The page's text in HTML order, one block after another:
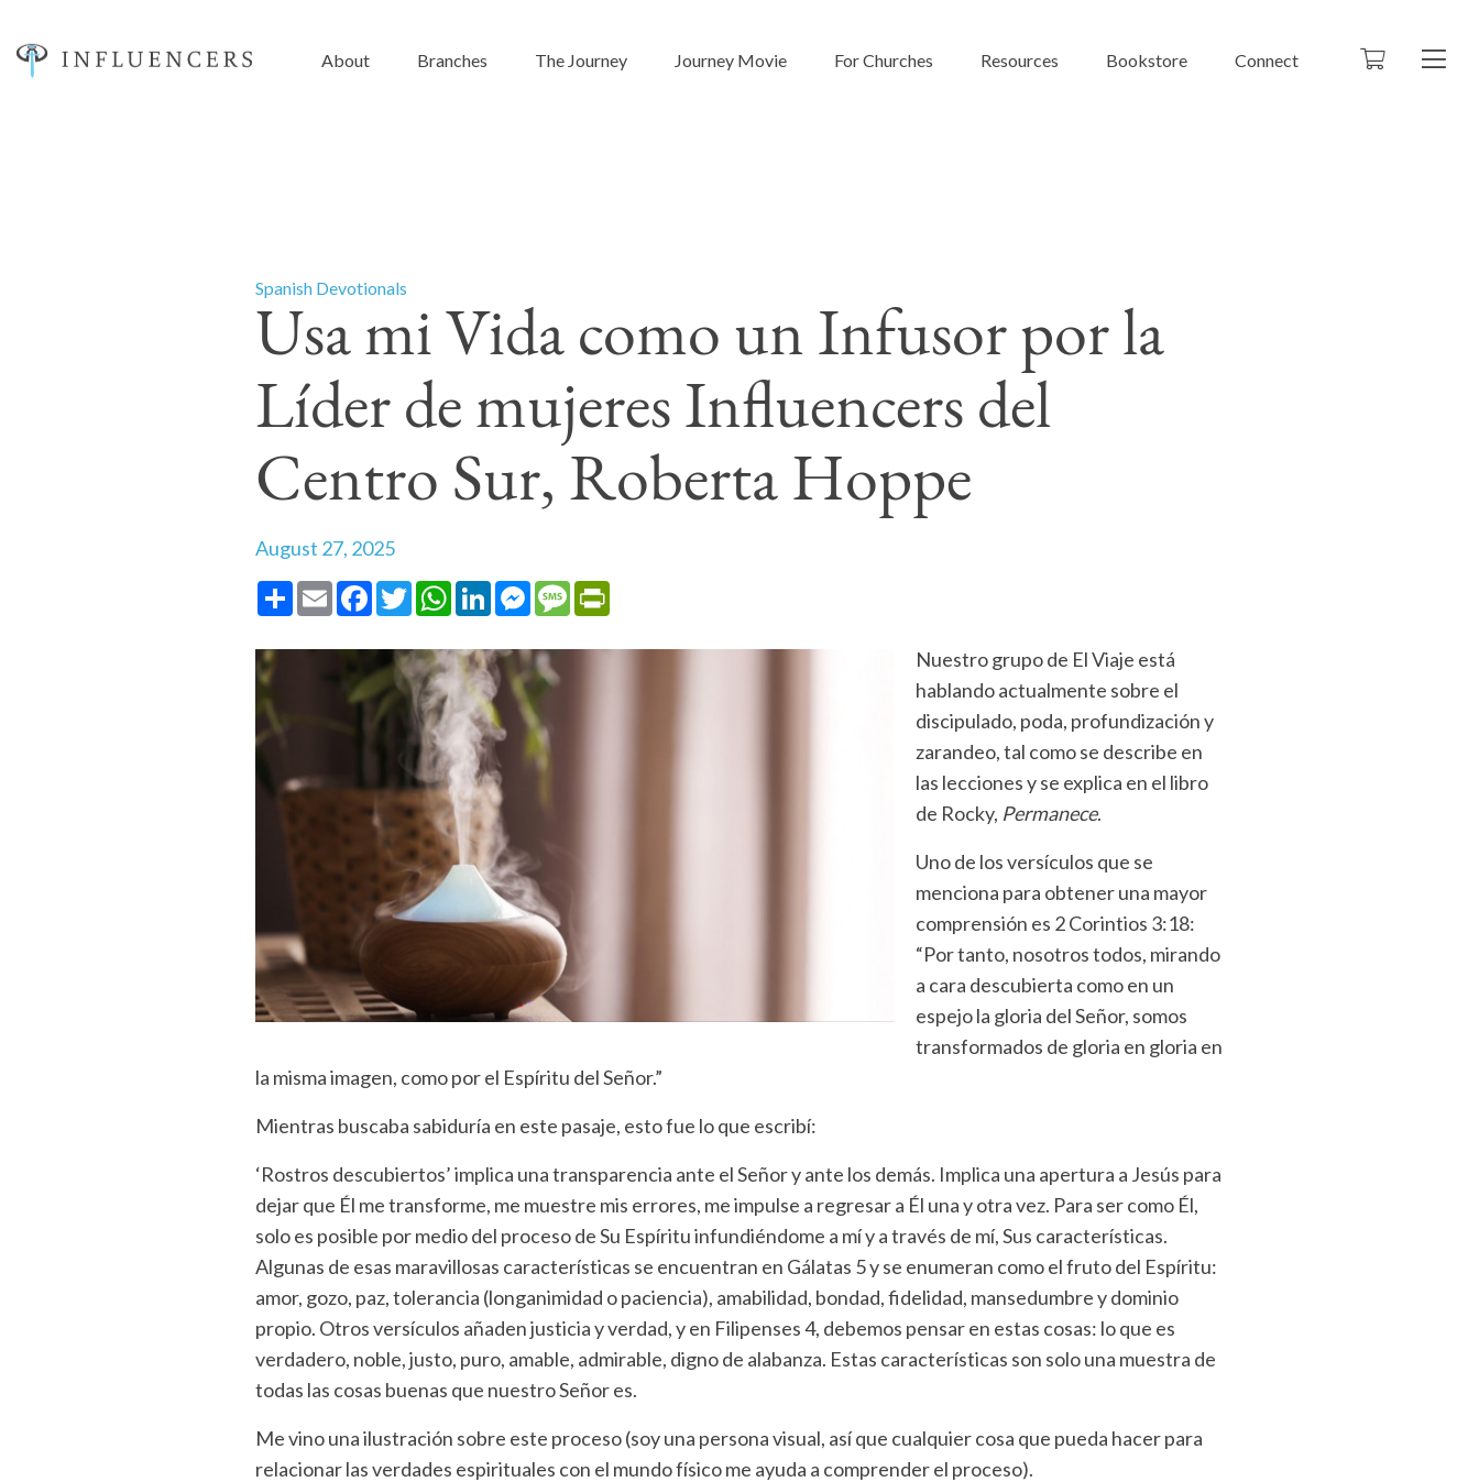
About Branches The Journey Journey Movie For Churches Resources Bookstore Connect
Spanish Devotionals
Usa mi Vida como un Infusor por la
Líder de mujeres Influencers del
Centro Sur, Roberta Hoppe
August 27, 2025
Share Email Facebook
TwitterWhatsApp
LinkedInMessenger
Message
Nuestro grupo de El Viaje está
hablando actualmente sobre el
discipulado, poda, profundización y
zarandeo, tal como se describe en
las lecciones y se explica en el libro
de Rocky, Permanece.
Uno de los versículos que se
menciona para obtener una mayor
comprensión es 2 Corintios 3:18:
“Por tanto, nosotros todos, mirando
a cara descubierta como en un
espejo la gloria del Señor, somos
transformados de gloria en gloria en
la misma imagen, como por el Espíritu del Señor.”
Mientras buscaba sabiduría en este pasaje, esto fue lo que escribí:
‘Rostros descubiertos’ implica una transparencia ante el Señor y ante los demás. Implica una apertura a Jesús para
dejar que Él me transforme, me muestre mis errores, me impulse a regresar a Él una y otra vez. Para ser como Él,
solo es posible por medio del proceso de Su Espíritu infundiéndome a mí y a través de mí, Sus características.
Algunas de esas maravillosas características se encuentran en Gálatas 5 y se enumeran como el fruto del Espíritu:
amor, gozo, paz, tolerancia (longanimidad o paciencia), amabilidad, bondad, fidelidad, mansedumbre y dominio
propio. Otros versículos añaden justicia y verdad, y en Filipenses 4, debemos pensar en estas cosas: lo que es
verdadero, noble, justo, puro, amable, admirable, digno de alabanza. Estas características son solo una muestra de
todas las cosas buenas que nuestro Señor es.
Me vino una ilustración sobre este proceso (soy una persona visual, así que cualquier cosa que pueda hacer para
relacionar las verdades espirituales con el mundo físico me ayuda a comprender el proceso).